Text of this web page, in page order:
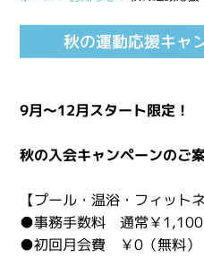
秋の運動応援キャ
9月～12月スタート限定！
秋の入会キャンペーンの
【プール・温浴・フィット
●事務手数料 通常￥
●初回月会費 ￥0（無料）